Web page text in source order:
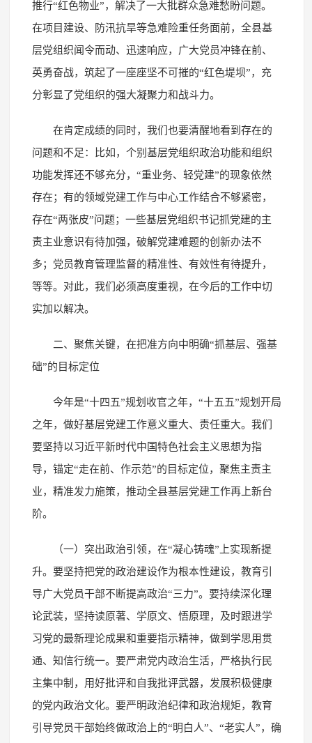
推行“红色物业”，解决了一大批群众急难愁盼问题。
在项目建设、防汛抗旱等急难险重任务面前，全县基
层党组织闻令而动、迅速响应，广大党员冲锋在前、
英勇奋战，筑起了一座座坚不可摧的“红色堤坝”，充
分彰显了党组织的强大凝聚力和战斗力。
在肯定成绩的同时，我们也要清醒地看到存在的
问题和不足：比如，个别基层党组织政治功能和组织
功能发挥还不够充分，“重业务、轻党建”的现象依然
存在；有的领域党建工作与中心工作结合不够紧密，
存在“两张皮”问题；一些基层党组织书记抓党建的主
责主业意识有待加强，破解党建难题的创新办法不
多；党员教育管理监督的精准性、有效性有待提升，
等等。对此，我们必须高度重视，在今后的工作中切
实加以解决。
二、聚焦关键，在把准方向中明确“抓基层、强基
础”的目标定位
今年是“十四五”规划收官之年，“十五五”规划开局
之年，做好基层党建工作意义重大、责任重大。我们
要坚持以习近平新时代中国特色社会主义思想为指
导，锚定“走在前、作示范”的目标定位，聚焦主责主
业，精准发力施策，推动全县基层党建工作再上新台
阶。
（一）突出政治引领，在“凝心铸魂”上实现新提
升。要坚持把党的政治建设作为根本性建设，教育引
导广大党员干部不断提高政治“三力”。要持续深化理
论武装，坚持读原著、学原文、悟原理，及时跟进学
习党的最新理论成果和重要指示精神，做到学思用贯
通、知信行统一。要严肃党内政治生活，严格执行民
主集中制，用好批评和自我批评武器，发展积极健康
的党内政治文化。要严明政治纪律和政治规矩，教育
引导党员干部始终做政治上的“明白人”、“老实人”，确